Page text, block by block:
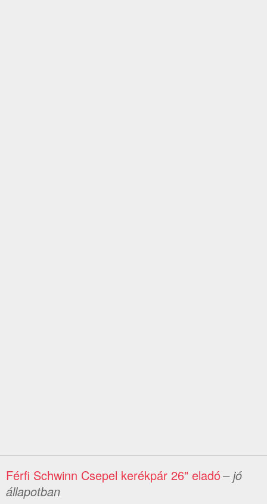
Férfi Schwinn Csepel kerékpár 26" eladó– jó
állapotban